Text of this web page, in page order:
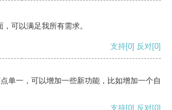
可以满足我所有需求。
支持[0] 反对[0]
单一，可以增加一些新功能，比如增加一个自
支持[0] 反对[0]